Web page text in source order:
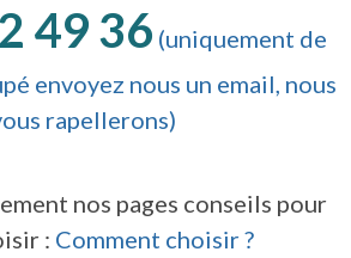
49 36 (uniquement de
envoyez nous un email, nous
rapellerons)
nos pages conseils pour
: Comment choisir ?